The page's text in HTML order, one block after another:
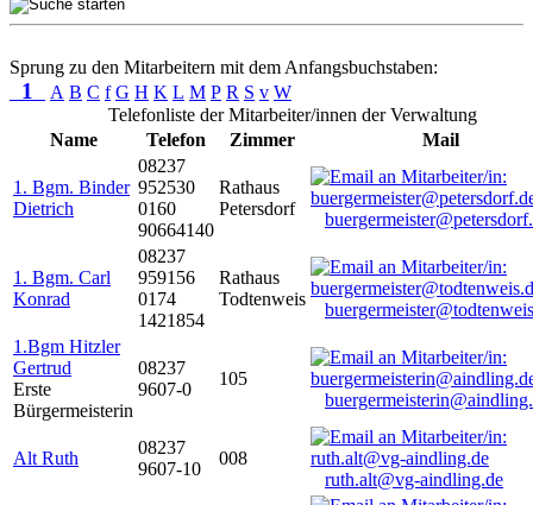
Sprung zu den Mitarbeitern mit dem Anfangsbuchstaben:
1 A B C f G H K L M P R S v W
Telefonliste der Mitarbeiter/innen der Verwaltung
Name
Telefon Zimmer Mail
1. Bgm. Binder
Dietrich
08237
952530
0160
90664140
Rathaus
Petersdorf
1. Bgm. Carl
Konrad
08237
959156
0174
1421854
Rathaus
Todtenweis
1.Bgm Hitzler
Gertrud
Erste
Bürgermeisterin
08237
9607-0
105
Alt Ruth
08237
9607-10
008
ruth.alt@vg-aindling.de